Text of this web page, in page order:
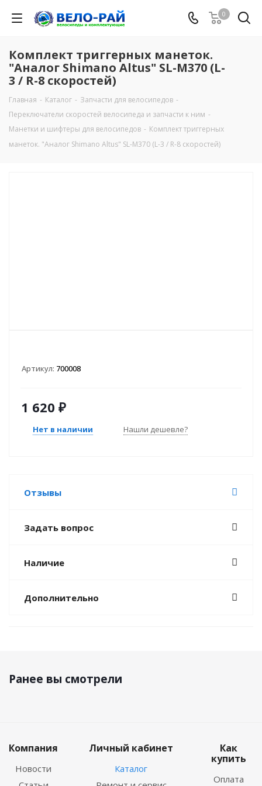
0
Комплект триггерных манеток.
"Аналог Shimano Altus" SL-M370 (L-
3 / R-8 скоростей)
Главная - Каталог - Запчасти для велосипедов -
Переключатели скоростей велосипеда и запчасти к ним -
Манетки и шифтеры для велосипедов - Комплект триггерных
манеток. "Аналог Shimano Altus" SL-M370 (L-3 / R-8 скоростей)
Артикул: 700008
1 620 ₽
Нет в наличии Нашли дешевле?
Отзывы
Задать вопрос
Наличие
Дополнительно
Ранее вы смотрели
Компания
Новости
Личный кабинет
Каталог
Как
купить
Оплата